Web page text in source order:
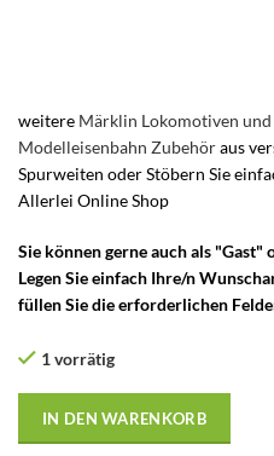
weitere Märklin Lokomotiven und
Modelleisenbahn Zubehöraus
Spurweiten oder Stöbern Sie
Allerlei Online Shop
Sie können gerne auch als
Legen Sie einfach Ihre/n
füllen Sie die erforderlichen
1 vorrätig
IN DEN WARENKORB